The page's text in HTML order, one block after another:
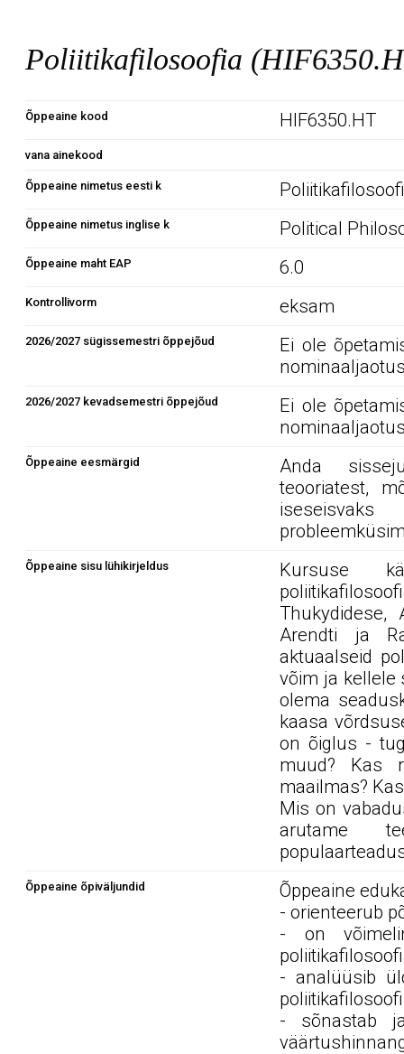
Poliitikafilosoofia
Õppeaine kood HIF6350.HT
vana ainekood
Õppeaine nimetus eesti k
Õppeaine nimetus inglise k Political
Õppeaine maht EAP 6.0
Kontrollivorm eksam
2026/2027 sügissemestri õppejõud
Ei ole
2026/2027 kevadsemestri õppejõud
Ei ole
Õppeaine eesmärgid
Anda
teooriatest,
iseseisvaks
Õppeaine sisu lühikirjeldus
Kursuse
Thukydidese,
Arendti ja
aktuaalseid
võim ja kellele
olema
kaasa
on õiglus -
muud? Kas
maailmas?
Mis on
arutame
Õppeaine õpiväljundid
Õppeaine
- orienteerub
- on
- analüüsib
- sõnastab